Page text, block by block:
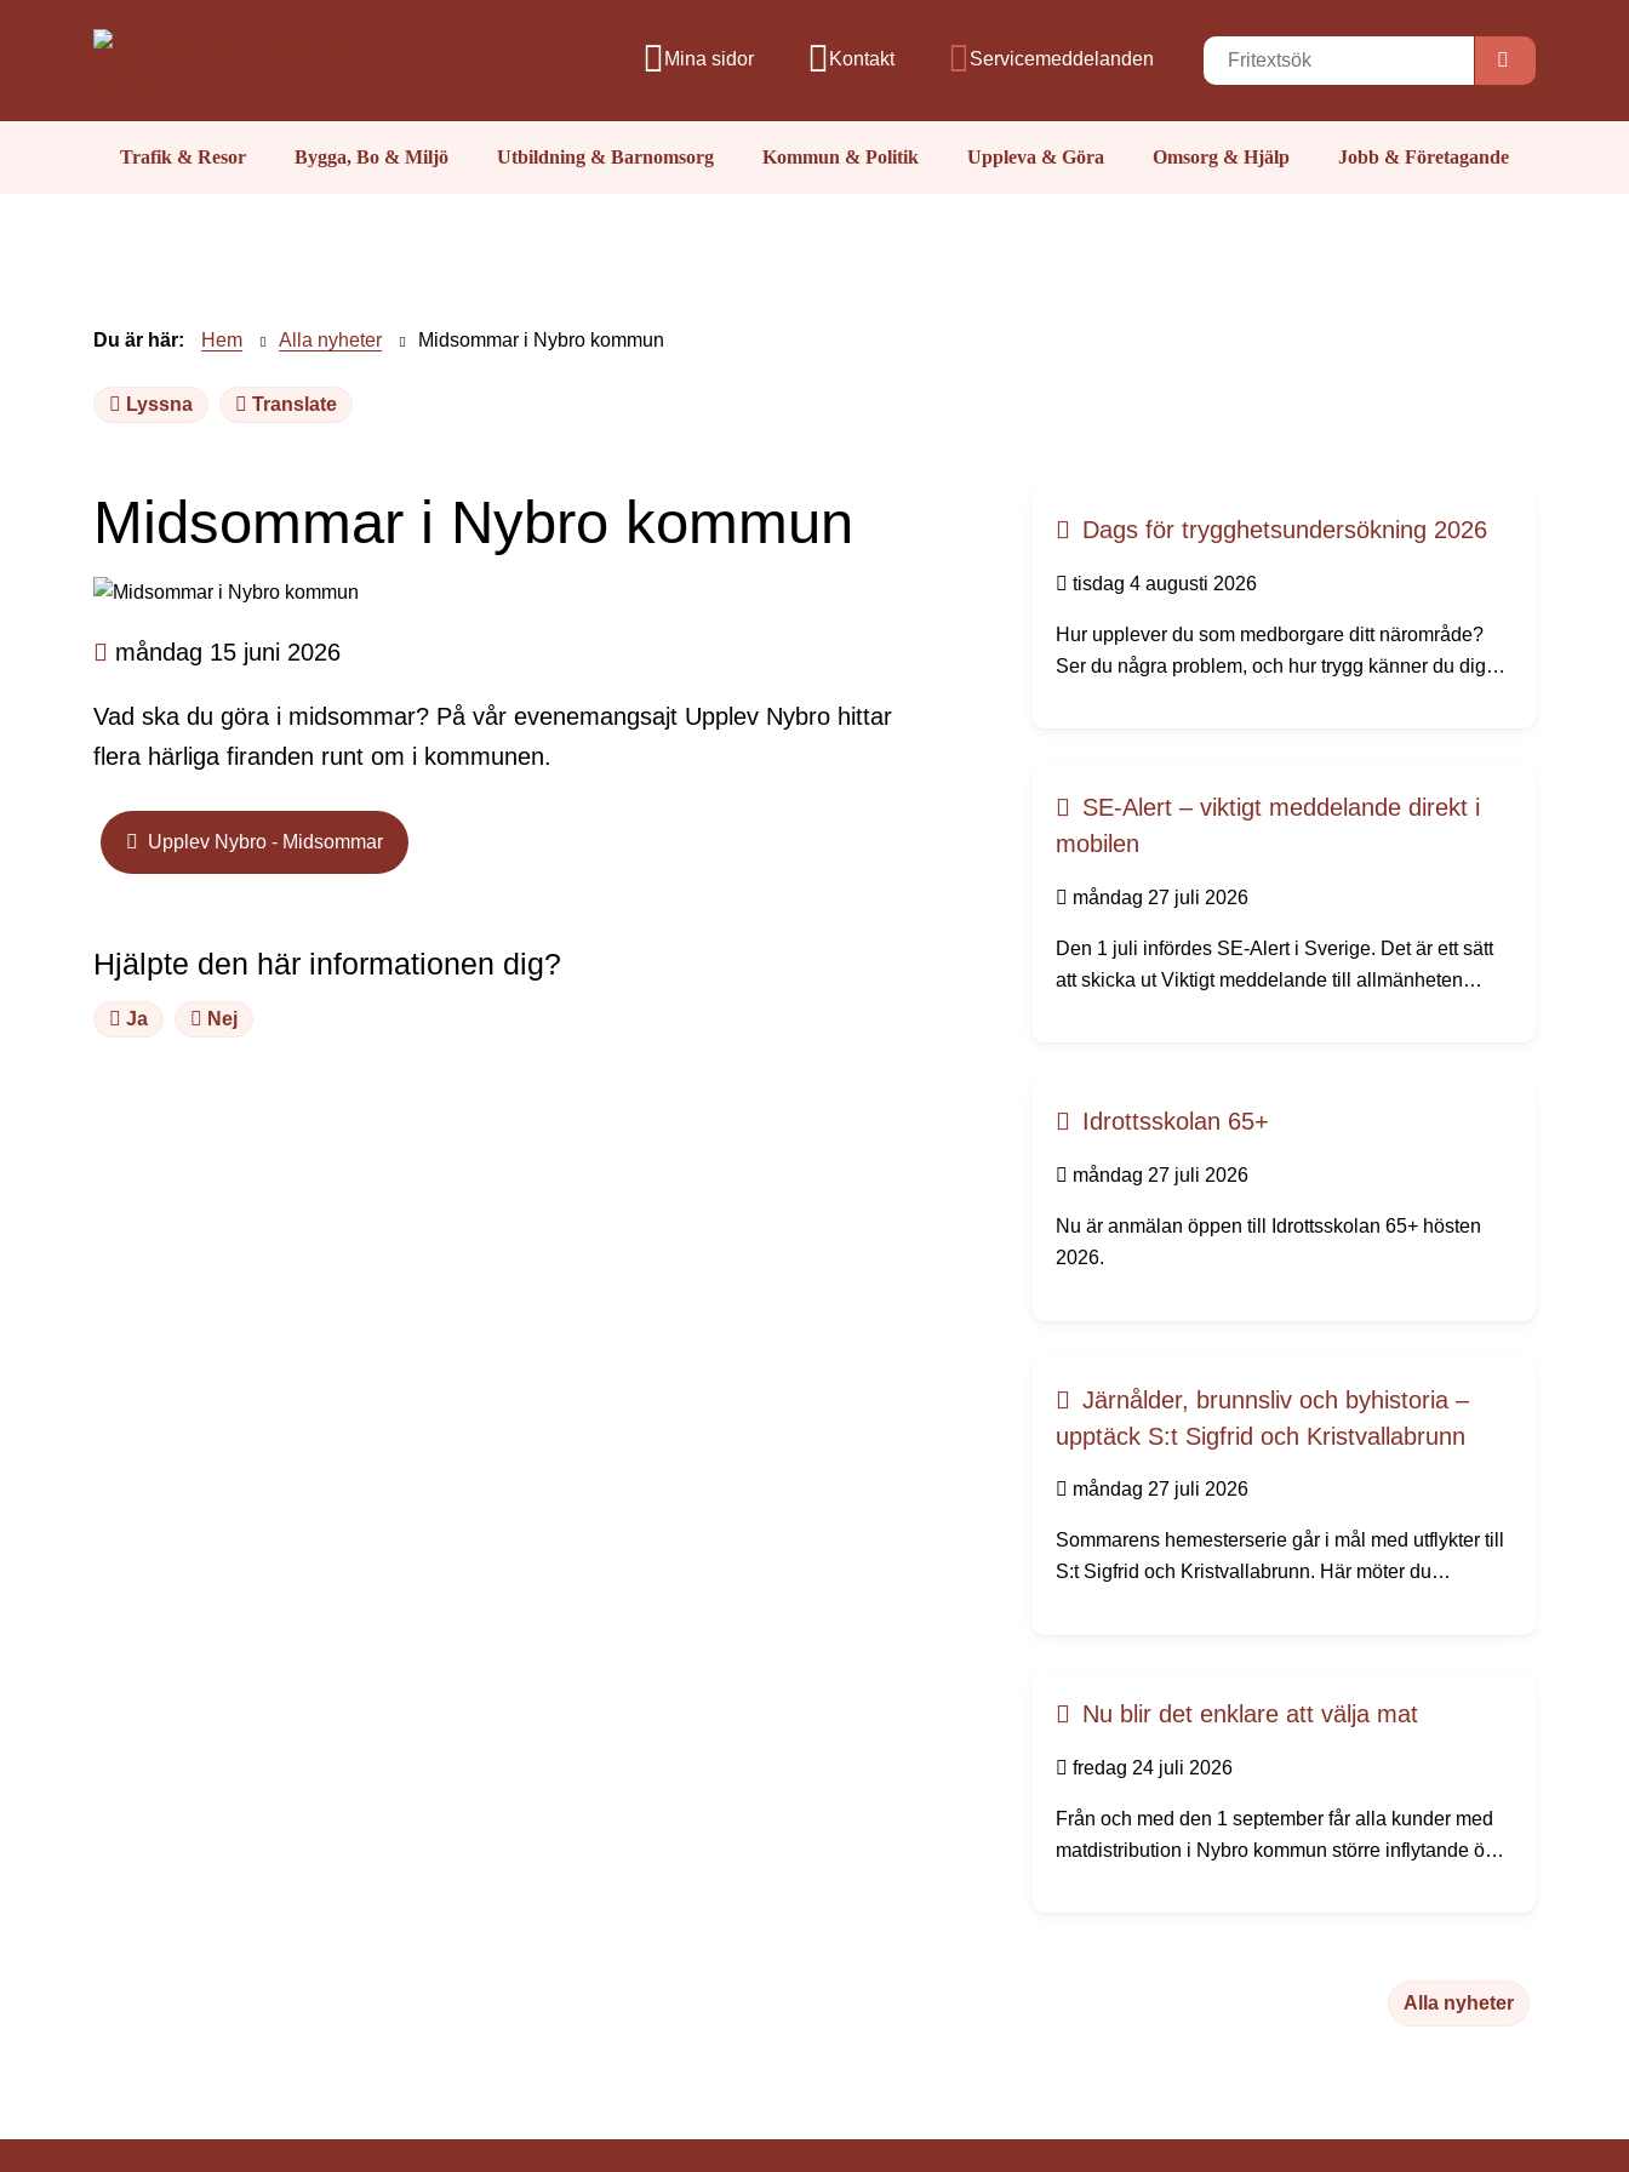
Mina sidor Kontakt Servicemeddelanden
Trafik & Resor Bygga, Bo & Miljö Utbildning & Barnomsorg Kommun & Politik Uppleva & Göra Omsorg & Hjälp Jobb & Företagande
Du är här: Hem Alla nyheter Midsommar i Nybro kommun
Lyssna Translate
Midsommar i Nybro kommun
måndag 15 juni 2026
Vad ska du göra i midsommar? På vår evenemangsajt Upplev Nybro hittar
flera härliga firanden runt om i kommunen.
Upplev Nybro - Midsommar
Hjälpte den här informationen dig?
Ja Nej
Dags för trygghetsundersökning 2026
tisdag 4 augusti 2026
Hur upplever du som medborgare ditt närområde?
Ser du några problem, och hur trygg känner du dig?
SE-Alert – viktigt meddelande direkt i
mobilen
måndag 27 juli 2026
Den 1 juli infördes SE-Alert i Sverige. Det är ett sätt
att skicka ut Viktigt meddelande till allmänheten
Idrottsskolan 65+
måndag 27 juli 2026
Nu är anmälan öppen till Idrottsskolan 65+ hösten
2026.
Järnålder, brunnsliv och byhistoria –
upptäck S:t Sigfrid och Kristvallabrunn
måndag 27 juli 2026
Sommarens hemesterserie går i mål med utflykter till
S:t Sigfrid och Kristvallabrunn. Här möter du
Nu blir det enklare att välja mat
fredag 24 juli 2026
Från och med den 1 september får alla kunder med
matdistribution i Nybro kommun större inflytande över
Alla nyheter